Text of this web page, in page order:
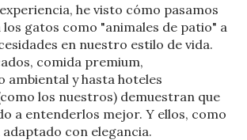
he visto cómo pasamos
gatos como "animales de patio" a
en nuestro estilo de vida.
comida premium,
ambiental y hasta hoteles
los nuestros) demuestran que
a entenderlos mejor. Y ellos, como
adaptado con elegancia.